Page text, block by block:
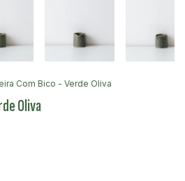
Com Bico - Verde Oliva
Oliva